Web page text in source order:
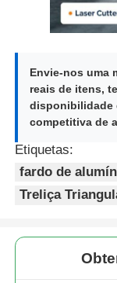
fardo de
Truss
Sistema de
Plataforma de
Envie-nos uma
reais de itens,
disponibilidade
competitiva de
Etiquetas:
fardo de
Treliça